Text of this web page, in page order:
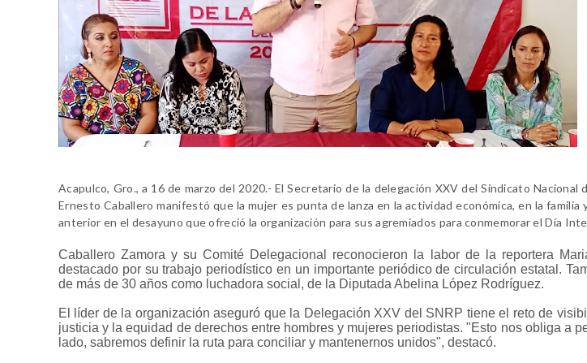
Acapulco, Gro., a 16 de marzo del 2020.- El Secretario de la delegación XXV del Sindicato Nacional
Ernesto Caballero manifestó que la mujer es punta de lanza en la actividad económica, en la familia
anterior en el desayuno que ofreció la organización para sus agremiados para conmemorar el Día
Caballero Zamora y su Comité Delegacional reconocieron la labor de la reportera
destacado por su trabajo periodístico en un importante periódico de circulación estatal.
de más de 30 años como luchadora social, de la Diputada Abelina López Rodríguez.
El líder de la organización aseguró que la Delegación XXV del SNRP tiene el reto de
justicia y la equidad de derechos entre hombres y mujeres periodistas. "Esto nos obliga a
lado, sabremos definir la ruta para conciliar y mantenernos unidos", destacó.